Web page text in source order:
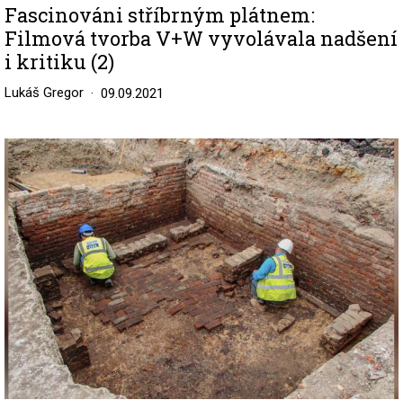
Fascinováni stříbrným plátnem:
Filmová tvorba V+W vyvolávala nadšení
i kritiku (2)
Lukáš Gregor 09.09.2021
Image